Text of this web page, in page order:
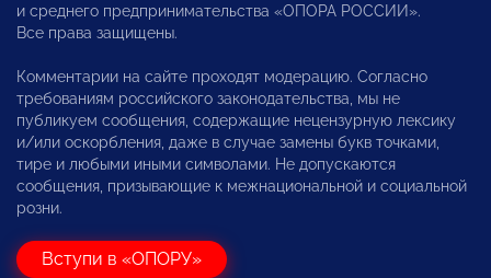
и среднего предпринимательства «ОПОРА РОССИИ».
Все права защищены.
Комментарии на сайте проходят модерацию. Согласно
требованиям российского законодательства, мы не
публикуем сообщения, содержащие нецензурную лексику
и/или оскорбления, даже в случае замены букв точками,
тире и любыми иными символами. Не допускаются
сообщения, призывающие к межнациональной и социальной
розни.
Вступи в «ОПОРУ»